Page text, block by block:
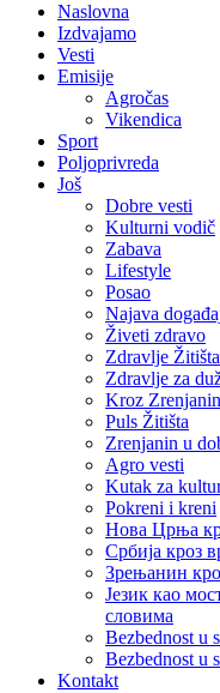
Naslovna
Izdvajamo
Vesti
Emisije
Agročas
Vikendica
Sport
Poljoprivreda
Još
Dobre vesti
Kulturni vodič
Zabava
Lifestyle
Posao
Najava
Živeti zdravo
Zdravlje
Zdravlje za
Kroz Zrenjanin
Puls Žitišta
Zrenjanin u
Agro vesti
Kutak za
Pokreni i kreni
Нова Црња
Србија кроз
Зрењанин
Језик као
словима
Bezbednost u
Bezbednost u
Kontakt